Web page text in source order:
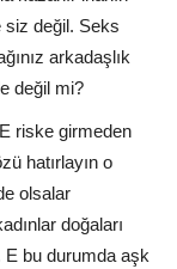
siz değil. Seks
arkadaşlık
değil mi?
riske girmeden
hatırlayın o
olsalar
doğaları
E bu durumda aşk